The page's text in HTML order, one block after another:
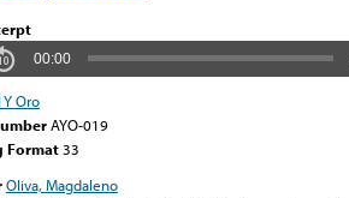
00:00
Oro
AYO-019
Format33
Oliva, Magdaleno